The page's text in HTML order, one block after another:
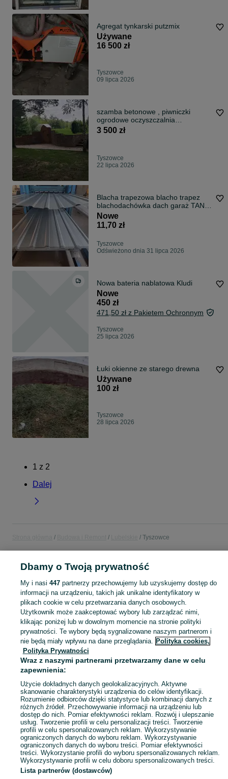
Agregat tynkarski putzmix
Używane
16 500 zł
Tyszowce
09 lipca 2026
szamba betonowe , piwniczki
ogrodowe oczyszczalnia
przydomowa,
3 500 zł
Tyszowce
22 lipca 2026
Blacha trapezowa blacho trapez
blachodachówka dach garaż TANIA
DOSTAWA
Nowe
11,70 zł
Tyszowce
Odświeżono dnia 31 lipca 2026
Nowa bateria nablatowa Kludi
Nowe
450 zł
471,50 zł z Pakietem Ochronnym
Tyszowce
25 lipca 2026
Łuki okienne ze starego drewna
Używane
100 zł
Tyszowce
28 lipca 2026
1 z 2
Dalej
Tyszowce
BUDOWA I REMONT
KATEGORIA
Zobacz
Mapa kategorii
Mapa miejscowości
Mapa ministron
Popularne wyszukiwania
Dbamy o Twoją prywatność
My i nasi 447partnerzy przechowujemy lub uzyskujemy dostęp do
informacji na urządzeniu, takich jak unikalne identyfikatory w
plikach cookie w celu przetwarzania danych osobowych.
Użytkownik może zaakceptować wybory lub zarządzać nimi,
klikając poniżej lub w dowolnym momencie na stronie polityki
prywatności. Te wybory będą sygnalizowane naszym partnerom i
nie będą miały wpływu na dane przeglądania. Polityka cookies,
Polityka Prywatności
Wraz z naszymi partnerami przetwarzamy dane w celu
zapewnienia:
Użycie dokładnych danych geolokalizacyjnych. Aktywne
skanowanie charakterystyki urządzenia do celów identyfikacji.
Rozumienie odbiorców dzięki statystyce lub kombinacji danych z
różnych źródeł. Przechowywanie informacji na urządzeniu lub
dostęp do nich. Pomiar efektywności reklam. Rozwój i ulepszanie
usług. Tworzenie profili w celu personalizacji treści. Tworzenie
profili w celu spersonalizowanych reklam. Wykorzystywanie
ograniczonych danych do wyboru reklam. Wykorzystywanie
ograniczonych danych do wyboru treści. Pomiar efektywności
treści. Wykorzystanie profili do wyboru spersonalizowanych reklam.
Wykorzystywanie profili w celu doboru spersonalizowanych treści.
Lista partnerów (dostawców)